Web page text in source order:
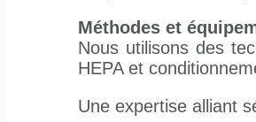
Méthodes et
Nous utilisons des
HEPA et
Une expertise alliant